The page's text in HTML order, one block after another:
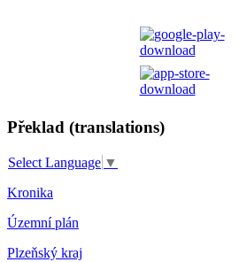
Překlad (translations)
Select Language ▼
Kronika
Územní plán
Plzeňský kraj